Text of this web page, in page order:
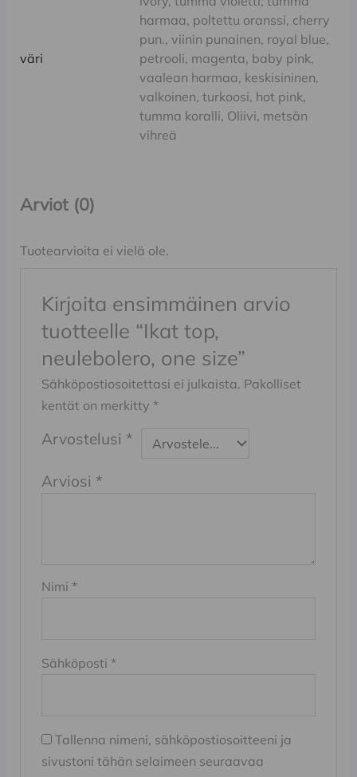
väri
harmaa, poltettu oranssi, cherry
pun., viinin punainen, royal blue,
petrooli, magenta, baby pink,
vaalean harmaa, keskisininen,
valkoinen, turkoosi, hot pink,
tumma koralli, Oliivi, metsän
vihreä
Arviot (0)
Tuotearvioita ei vielä ole.
Kirjoita ensimmäinen arvio
tuotteelle “Ikat top,
neulebolero, one size”
Sähköpostiosoitettasi ei julkaista. Pakolliset
kentät on merkitty *
Arvostelusi *
Arviosi *
Nimi *
Sähköposti *
Tallenna nimeni, sähköpostiosoitteeni ja
sivustoni tähän selaimeen seuraavaa